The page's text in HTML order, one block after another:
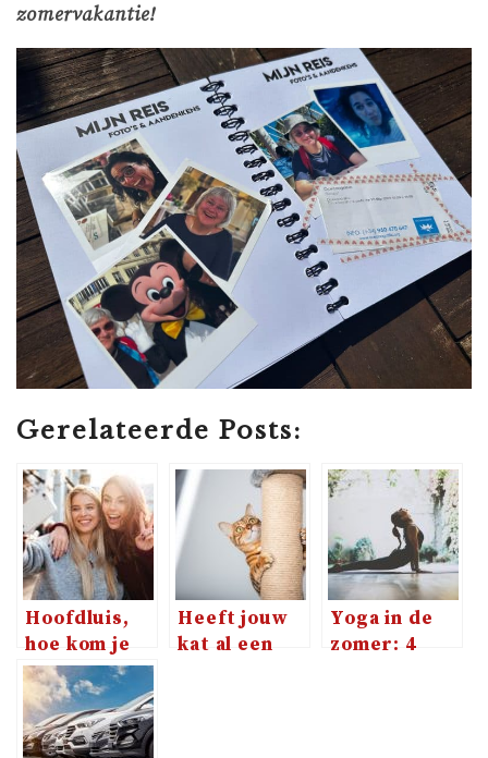
zomervakantie!
Gerelateerde Posts:
Hoofdluis,
hoe kom je
er aan?
Heeft jouw
kat al een
Yoga in de
zomer: 4